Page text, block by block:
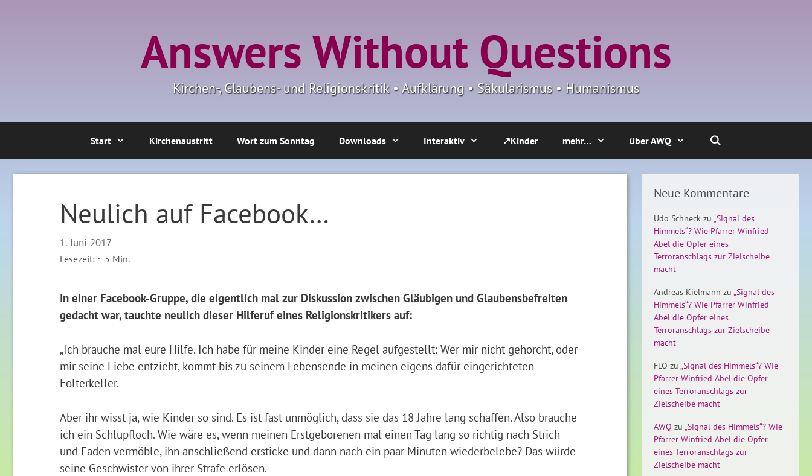
Answers Without Questions
Kirchen-, Glaubens- und Religionskritik • Aufklärung • Säkularismus • Humanismus
Start Kirchenaustritt Wort zum Sonntag Downloads Interaktiv ↗Kinder mehr… über AWQ
Neulich auf Facebook…
1. Juni 2017
Lesezeit: ~ 5 Min.
In einer Facebook-Gruppe, die eigentlich mal zur Diskussion zwischen Gläubigen und Glaubensbefreiten
gedacht war, tauchte neulich dieser Hilferuf eines Religionskritikers auf:
„Ich brauche mal eure Hilfe. Ich habe für meine Kinder eine Regel aufgestellt: Wer mir nicht gehorcht, oder
mir seine Liebe entzieht, kommt bis zu seinem Lebensende in meinen eigens dafür eingerichteten
Folterkeller.
Aber ihr wisst ja, wie Kinder so sind. Es ist fast unmöglich, dass sie das 18 Jahre lang schaffen. Also brauche
ich ein Schlupfloch. Wie wäre es, wenn meinen Erstgeborenen mal einen Tag lang so richtig nach Strich
und Faden vermöble, ihn anschließend ersticke und dann nach ein paar Minuten wiederbelebe? Das würde
seine Geschwister von ihrer Strafe erlösen.
Neue Kommentare
Udo Schneck zu „Signal des
Himmels“? Wie Pfarrer Winfried
Abel die Opfer eines
Terroranschlags zur Zielscheibe
macht
Andreas Kielmann zu „Signal des
Himmels“? Wie Pfarrer Winfried
Abel die Opfer eines
Terroranschlags zur Zielscheibe
macht
FLO zu „Signal des Himmels“? Wie
Pfarrer Winfried Abel die Opfer
eines Terroranschlags zur
Zielscheibe macht
AWQ zu „Signal des Himmels“? Wie
Pfarrer Winfried Abel die Opfer
eines Terroranschlags zur
Zielscheibe macht